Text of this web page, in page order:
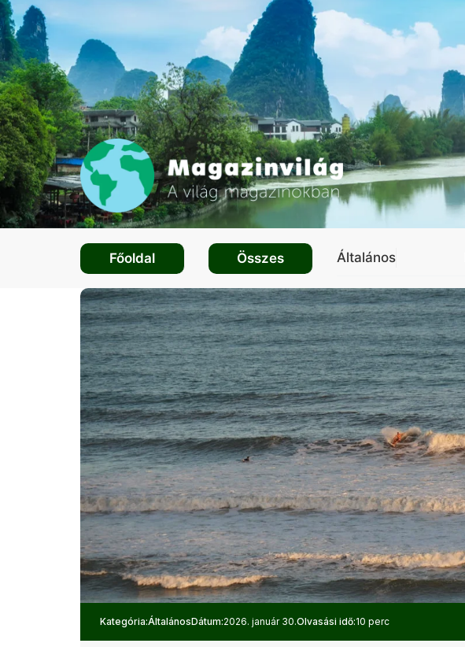
Főoldal Összes Általános
Kategória:ÁltalánosDátum:2026. január 30.Olvasási idő:10 perc